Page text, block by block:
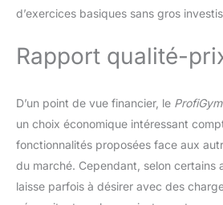
un corps fort, et une vie
Dimension du banc plat
160*121*120CM.
appartement, destiné à
individuel à domicile/bureau/
C'est l'un des principaux
répondant ainsi au problème
manque d'espace de
d’exercices basiques sans gros
Rapport qualité-
D’un point de vue financier, le
un choix économique intéressant
fonctionnalités proposées face aux
du marché. Cependant, selon certains
laisse parfois à désirer avec des